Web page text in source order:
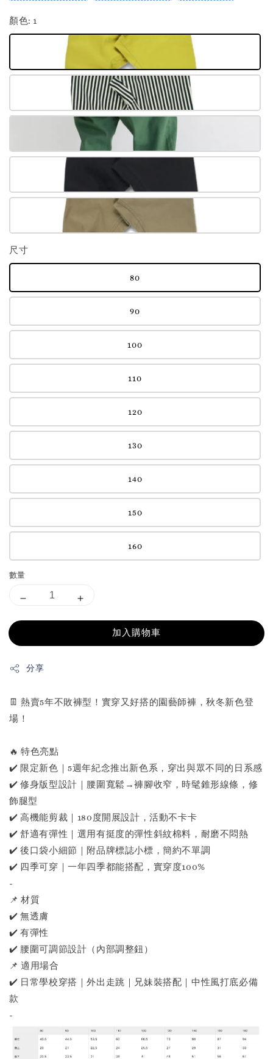
顏色: 1
尺寸
80
90
100
110
120
130
140
150
160
數量
加入購物車
分享
👖 熱賣5年不敗褲型！實穿又好搭的園藝師褲，秋冬新色登
場！
🔥 特色亮點
✔️ 限定新色｜5週年紀念推出新色系，穿出與眾不同的日系感
✔️ 修身版型設計｜腰圍寬鬆→褲腳收窄，時髦錐形線條，修
飾腿型
✔️ 高機能剪裁｜180度開展設計，活動不卡卡
✔️ 舒適有彈性｜選用有挺度的彈性斜紋棉料，耐磨不悶熱
✔️ 後口袋小細節｜附品牌標誌小標，簡約不單調
✔️ 四季可穿｜一年四季都能搭配，實穿度100%
-
📌 材質
✔️ 無透膚
✔️ 有彈性
✔️ 腰圍可調節設計（內部調整鈕）
📌 適用場合
✔️ 日常學校穿搭｜外出走跳｜兄妹裝搭配｜中性風打底必備
款
-